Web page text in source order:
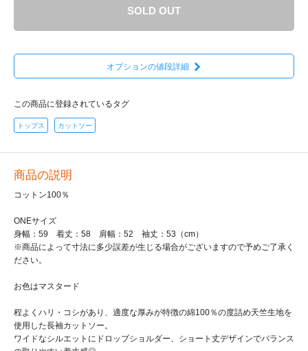
SOLD OUT
オプションの値段詳細
この商品に登録されているタグ
トップス カットソー
商品の説明
コットン100％
ONEサイズ
身幅：59 着丈：58 肩幅：52 袖丈：53（cm）
※商品によって寸法に多少誤差が生じる場合がございますので予めご了承く
ださい。
お色はマスタード
程よくハリ・コシがあり、適度な厚みが特徴の綿100％の度詰め天竺生地を
使用した長袖カットソー。
ワイドなシルエットにドロップショルダー、ショート丈デザインでバランス